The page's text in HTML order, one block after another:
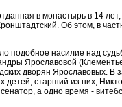
в монастырь в 14
Об этом, в
подобное насилие над
Ярославовой
дворян Ярославовых.
детей; старший из них,
а одно время -